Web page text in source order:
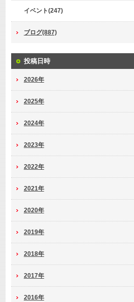
イベント(247)
ブログ(887)
投稿日時
2026年
2025年
2024年
2023年
2022年
2021年
2020年
2019年
2018年
2017年
2016年